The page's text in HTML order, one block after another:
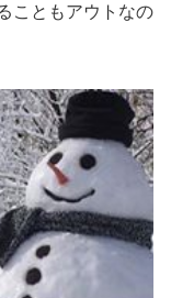
こともアウトなの